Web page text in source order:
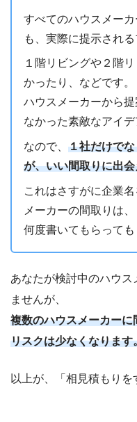
すべてのハウスメー
も、実際に提示され
１階リビングや２階
かったり、などです。
ハウスメーカーから
なかった素敵なアイデ
なので、１社だけで
が、いい間取りに出
これはさすがに企業
メーカーの間取りは、
何度書いてもらっても
あなたが検討中のハウス
ませんが、
複数のハウスメーカー
リスクは少なくなります
以上が、「相見積もりを